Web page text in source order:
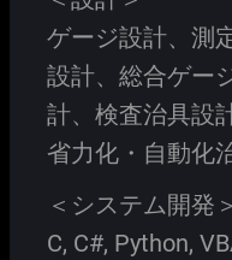
ゲージ設計、測
設計、総合ゲー
計、検査治具設
省力化・自動化
＜システム開発＞
C, C#, Python,